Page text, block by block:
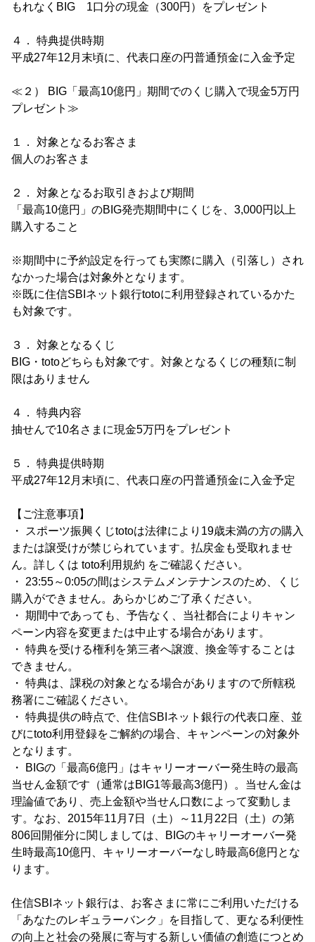
もれなくBIG 1口分の現金（300円）をプレゼント
４． 特典提供時期
平成27年12月末頃に、代表口座の円普通預金に入金予定
≪２） BIG「最高10億円」期間でのくじ購入で現金5万円
プレゼント≫
１． 対象となるお客さま
個人のお客さま
２． 対象となるお取引きおよび期間
「最高10億円」のBIG発売期間中にくじを、3,000円以上
購入すること
※期間中に予約設定を行っても実際に購入（引落し）され
なかった場合は対象外となります。
※既に住信SBIネット銀行totoに利用登録されているかた
も対象です。
３． 対象となるくじ
BIG・totoどちらも対象です。対象となるくじの種類に制
限はありません
４． 特典内容
抽せんで10名さまに現金5万円をプレゼント
５． 特典提供時期
平成27年12月末頃に、代表口座の円普通預金に入金予定
【ご注意事項】
・ スポーツ振興くじtotoは法律により19歳未満の方の購入
または譲受けが禁じられています。払戻金も受取れませ
ん。詳しくは toto利用規約 をご確認ください。
・ 23:55～0:05の間はシステムメンテナンスのため、くじ
購入ができません。あらかじめご了承ください。
・ 期間中であっても、予告なく、当社都合によりキャン
ペーン内容を変更または中止する場合があります。
・ 特典を受ける権利を第三者へ譲渡、換金等することは
できません。
・ 特典は、課税の対象となる場合がありますので所轄税
務署にご確認ください。
・ 特典提供の時点で、住信SBIネット銀行の代表口座、並
びにtoto利用登録をご解約の場合、キャンペーンの対象外
となります。
・ BIGの「最高6億円」はキャリーオーバー発生時の最高
当せん金額です（通常はBIG1等最高3億円）。当せん金は
理論値であり、売上金額や当せん口数によって変動しま
す。なお、2015年11月7日（土）～11月22日（土）の第
806回開催分に関しましては、BIGのキャリーオーバー発
生時最高10億円、キャリーオーバーなし時最高6億円とな
ります。
住信SBIネット銀行は、お客さまに常にご利用いただける
「あなたのレギュラーバンク」を目指して、更なる利便性
の向上と社会の発展に寄与する新しい価値の創造につとめ